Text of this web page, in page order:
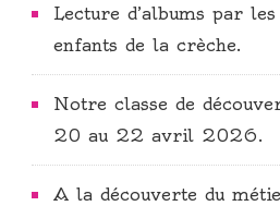
Lecture d’albums par
enfants de la crèche.
Notre classe de
20 au 22 avril 2026.
A la découverte du